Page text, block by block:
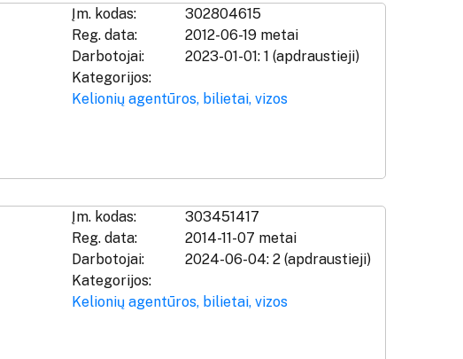
Įm. kodas:
302804615
Reg. data:
2012-06-19 metai
Darbotojai:
2023-01-01: 1 (apdraustieji)
Kategorijos:
Kelionių agentūros, bilietai, vizos
Įm. kodas:
303451417
Reg. data:
2014-11-07 metai
Darbotojai:
2024-06-04: 2 (apdraustieji)
Kategorijos:
Kelionių agentūros, bilietai, vizos